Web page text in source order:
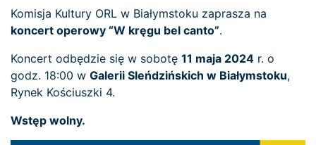
Komisja Kultury ORL w Białymstoku zaprasza na
koncert operowy “W kręgu bel canto”.
Koncert odbędzie się w sobotę 11 maja 2024 r. o
godz. 18:00 w Galerii Sleńdzińskich w Białymstoku,
Rynek Kościuszki 4.
Wstęp wolny.